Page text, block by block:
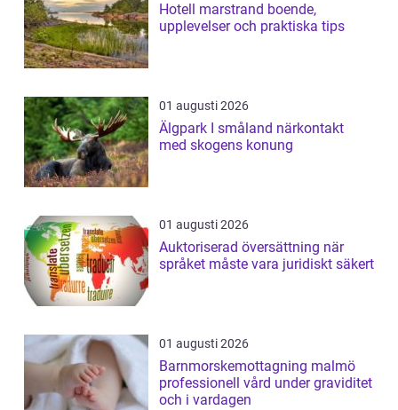
Hotell marstrand boende,
upplevelser och praktiska tips
01 augusti 2026
Älgpark I småland närkontakt
med skogens konung
01 augusti 2026
Auktoriserad översättning när
språket måste vara juridiskt säkert
01 augusti 2026
Barnmorskemottagning malmö
professionell vård under graviditet
och i vardagen